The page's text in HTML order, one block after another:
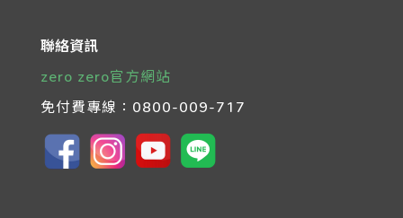
聯絡資訊
zero zero官方網站
免付費專線： 0800-009-717